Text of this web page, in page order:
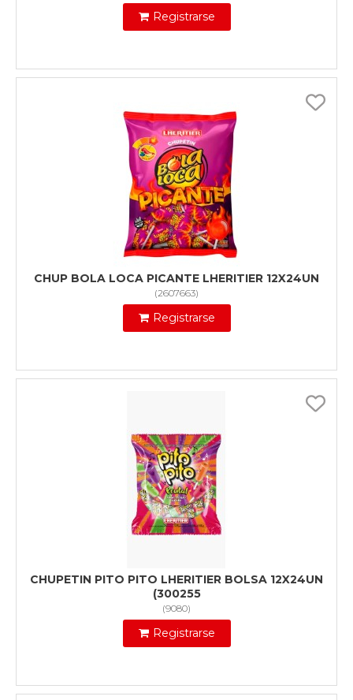
Registrarse
CHUP BOLA LOCA PICANTE LHERITIER 12X24UN
(2607663)
Registrarse
CHUPETIN PITO PITO LHERITIER BOLSA 12X24UN
(300255
(9080)
Registrarse